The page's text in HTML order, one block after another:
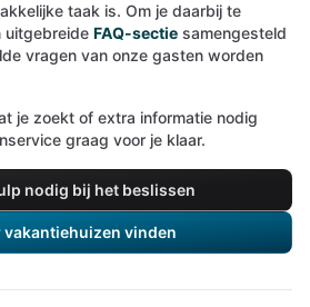
taak is. Om je daarbij te
uitgebreide FAQ-sectie samengesteld
vragen van onze gasten worden
je zoekt of extra informatie nodig
graag voor je klaar.
nodig bij het beslissen
vakantiehuizen vinden